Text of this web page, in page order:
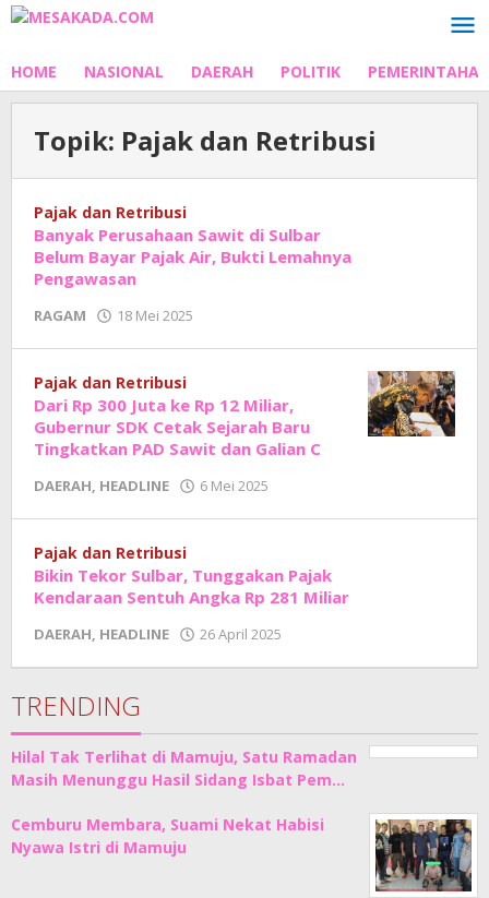
Lewati
HOME NASIONAL DAERAH POLITIK
Topik: Pajak dan Retribusi
Pajak dan Retribusi
Banyak Perusahaan Sawit di Sulbar
Belum Bayar Pajak Air, Bukti Lemahnya
Pengawasan
RAGAM 18 Mei 2025
Junaedi
Pajak dan Retribusi
Dari Rp 300 Juta ke Rp 12 Miliar,
Gubernur SDK Cetak Sejarah Baru
Tingkatkan PAD Sawit dan Galian C
DAERAH, HEADLINE 6 Mei 2025
Junaedi
Pajak dan Retribusi
Bikin Tekor Sulbar, Tunggakan Pajak
Kendaraan Sentuh Angka Rp 281 Miliar
DAERAH, HEADLINE 26 April 2025
Junaedi
TRENDING
Hilal Tak Terlihat di Mamuju, Satu Ramadan
Masih Menunggu Hasil Sidang Isbat Pem…
Cemburu Membara, Suami Nekat Habisi
Nyawa Istri di Mamuju